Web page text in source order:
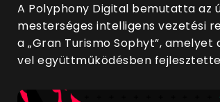
A Polyphony Digital bemutatta az
mesterséges intelligens vezetési
a „Gran Turismo Sophyt”, amelyet
vel együttműködésben